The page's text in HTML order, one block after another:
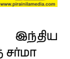
சர்மா